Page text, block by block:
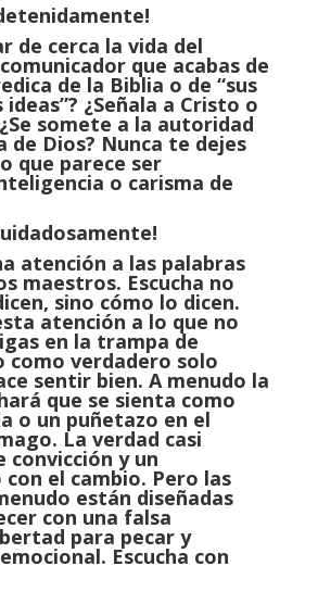
de cerca la vida del
que acabas de
de la Biblia o de “sus
¿Señala a Cristo o
somete a la autoridad
de Dios? Nunca te dejes
que parece ser
o carisma de
atención a las palabras
maestros. Escucha no
sino cómo lo dicen.
atención a lo que no
en la trampa de
como verdadero solo
sentir bien. A menudo la
que se sienta como
o un puñetazo en el
La verdad casi
convicción y un
el cambio. Pero las
están diseñadas
con una falsa
para pecar y
Escucha con